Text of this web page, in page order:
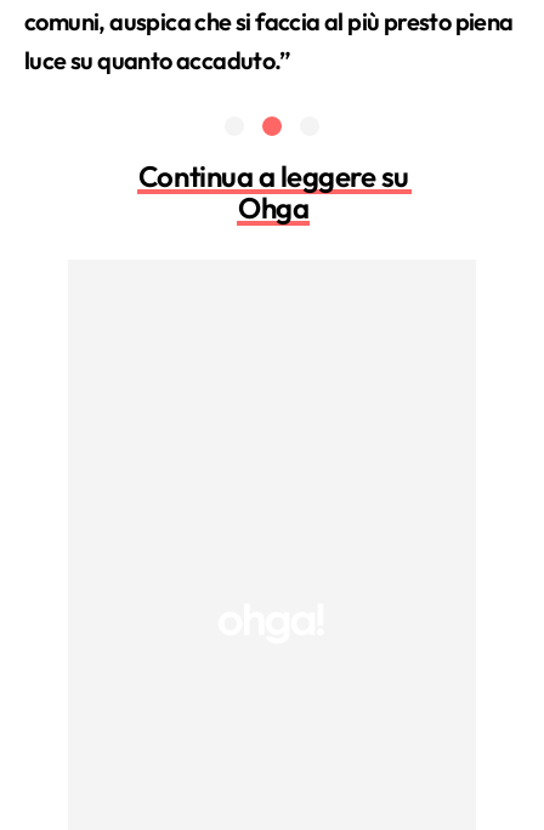
comuni, auspica che si faccia al più presto piena
luce su quanto accaduto.”
Continua a leggere su
Ohga